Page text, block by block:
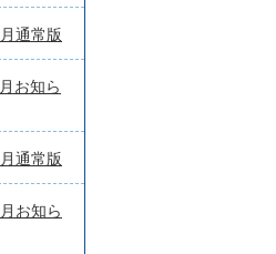
通常版
お知ら
通常版
お知ら